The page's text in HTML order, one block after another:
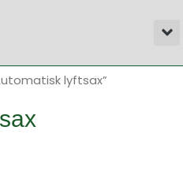
lyftsax”